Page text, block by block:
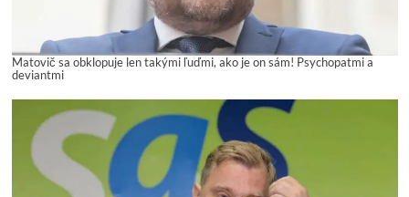
Matovič sa obklopuje len takými ľuďmi, ako je on sám! Psychopatmi a
deviantmi